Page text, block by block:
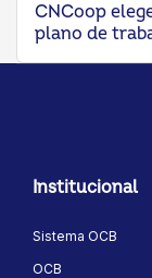
CNCoop
plano de
Institucional
Sistema OCB
OCB